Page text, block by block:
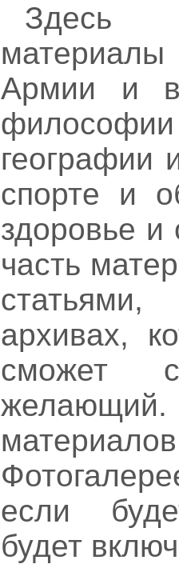
Здесь
Армии и
географии
спорте и
здоровье и
часть
архивах,
сможет
если
будет